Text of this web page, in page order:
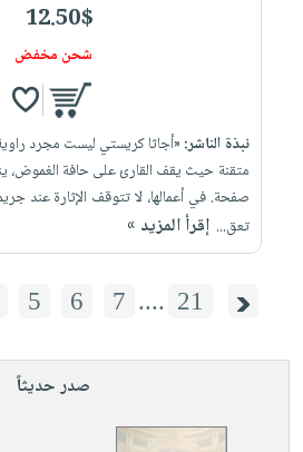
12.50$
شحن مخفض
نبذة الناشر: «أجاثا كريستي ليست مجرد
متقنة حيث يقف القارئ على حافة الغموض،
صفحة. في أعمالها، لا تتوقف الإثارة عند
تعق... إقرأ المزيد »
5 6 7 .... 21
صدر حديثاً